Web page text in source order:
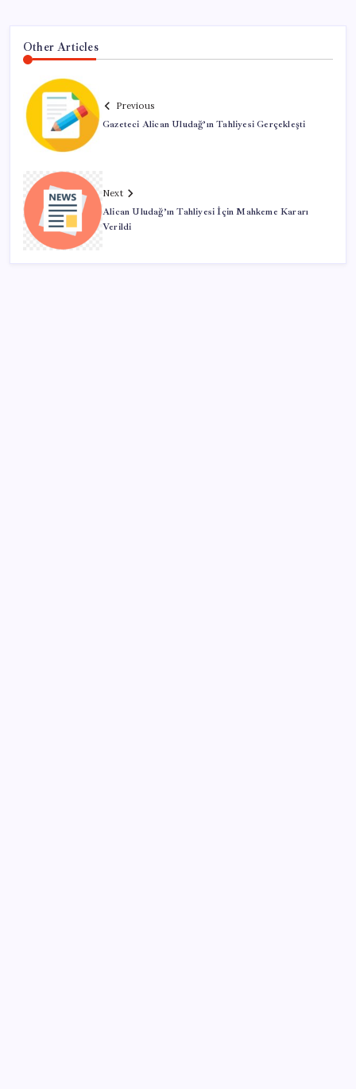
Other Articles
Previous
Gazeteci Alican Uludağ’ın Tahliyesi Gerçekleşti
Next
Alican Uludağ’ın Tahliyesi İçin Mahkeme Kararı
Verildi